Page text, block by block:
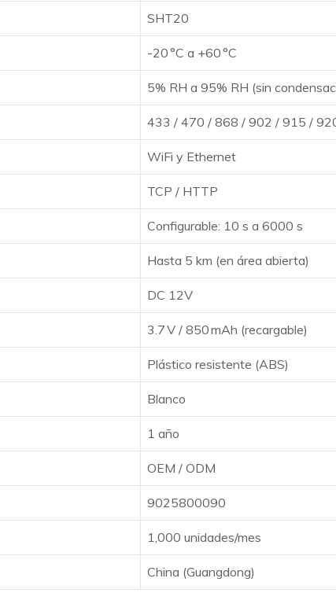
SHT20
-20 °C a +60 °C
5% RH a 95% RH (sin
433 / 470 / 868 / 902 / 915 /
WiFi y Ethernet
TCP / HTTP
Configurable: 10 s a 6000 s
Hasta 5 km (en área abierta)
DC 12V
3.7 V / 850 mAh (recargable)
Plástico resistente (ABS)
Blanco
1 año
OEM / ODM
9025800090
1,000 unidades/mes
China (Guangdong)